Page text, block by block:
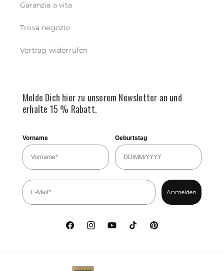
Garanzia a vita
Trova negozio
Vertrag widerrufen
Melde Dich hier zu unserem Newsletter an und
erhalte 15 % Rabatt.
Vorname Geburtstag
Anmelden
FacebookInstagramYouTubeTikTok Pinterest